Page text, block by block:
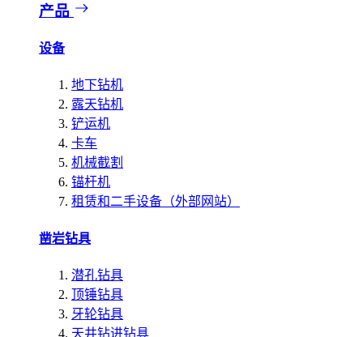
产品
设备
地下钻机
露天钻机
铲运机
卡车
机械截割
锚杆机
租赁和二手设备（外部网站）
凿岩钻具
潜孔钻具
顶锤钻具
牙轮钻具
天井钻进钻具